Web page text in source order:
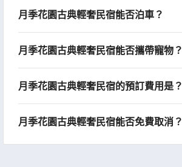
月季花園古典輕奢民宿能否泊車？
月季花園古典輕奢民宿能否攜帶寵物？
月季花園古典輕奢民宿的預訂費用是？
月季花園古典輕奢民宿能否免費取消？